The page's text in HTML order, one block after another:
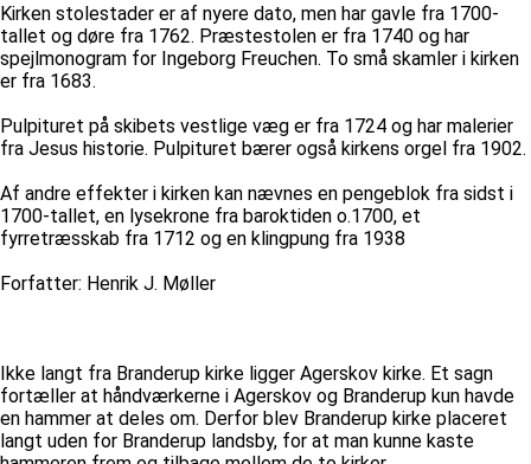
Kirken stolestader er af nyere dato, men har gavle fra 1700-
tallet og døre fra 1762. Præstestolen er fra 1740 og har
spejlmonogram for Ingeborg Freuchen. To små skamler i kirken
er fra 1683.
Pulpituret på skibets vestlige væg er fra 1724 og har malerier
fra Jesus historie. Pulpituret bærer også kirkens orgel fra 1902.
Af andre effekter i kirken kan nævnes en pengeblok fra sidst i
1700-tallet, en lysekrone fra baroktiden o.1700, et
fyrretræsskab fra 1712 og en klingpung fra 1938
Forfatter: Henrik J. Møller
Ikke langt fra Branderup kirke ligger Agerskov kirke. Et sagn
fortæller at håndværkerne i Agerskov og Branderup kun havde
en hammer at deles om. Derfor blev Branderup kirke placeret
langt uden for Branderup landsby, for at man kunne kaste